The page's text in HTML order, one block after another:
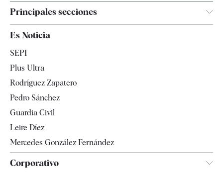
Principales secciones
España
Televisión
Es Noticia
SEPI
Plus Ultra
Rodríguez Zapatero
Pedro Sánchez
Guardia Civil
Leire Díez
Mercedes González Fernández
Corporativo